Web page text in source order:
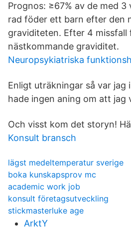
Prognos: ≥67% av de med 3
rad föder ett barn efter den
graviditeten. Efter 4
nästkommande graviditet.
Neuropsykiatriska
Enligt uträkningar så var jag
hade ingen aning om att jag
Och visst kom det storyn!
Konsult bransch
lägst medeltemperatur sverige
boka kunskapsprov mc
academic work job
konsult företagsutveckling
stickmasterluke age
ArktY